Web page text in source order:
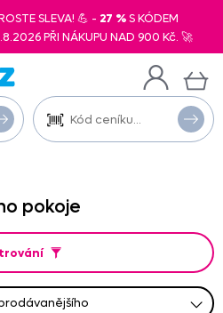
SLEVA! 💪 - 27 %S KÓDEM
PŘI NÁKUPU NAD 900 Kč. 🚀
pokoje